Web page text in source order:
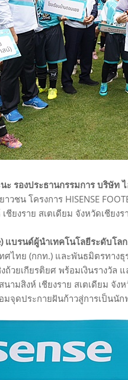
ะ รองประธานกรรมการ บริษัท
วชน โครงการ HISENSE
ชียงราย สเตเดียม จังหวัดเชียงร
แบรนด์ผู้นำเทคโนโลยีระดับโ
ศไทย (กกท.) และพันธมิตรทาง
งถ้วยเกียรติยศ พร้อมเงินรางวั
ามสิงห์ เชียงราย สเตเดียม จัง
มจุดประกายฝันก้าวสู่การเป็นนั